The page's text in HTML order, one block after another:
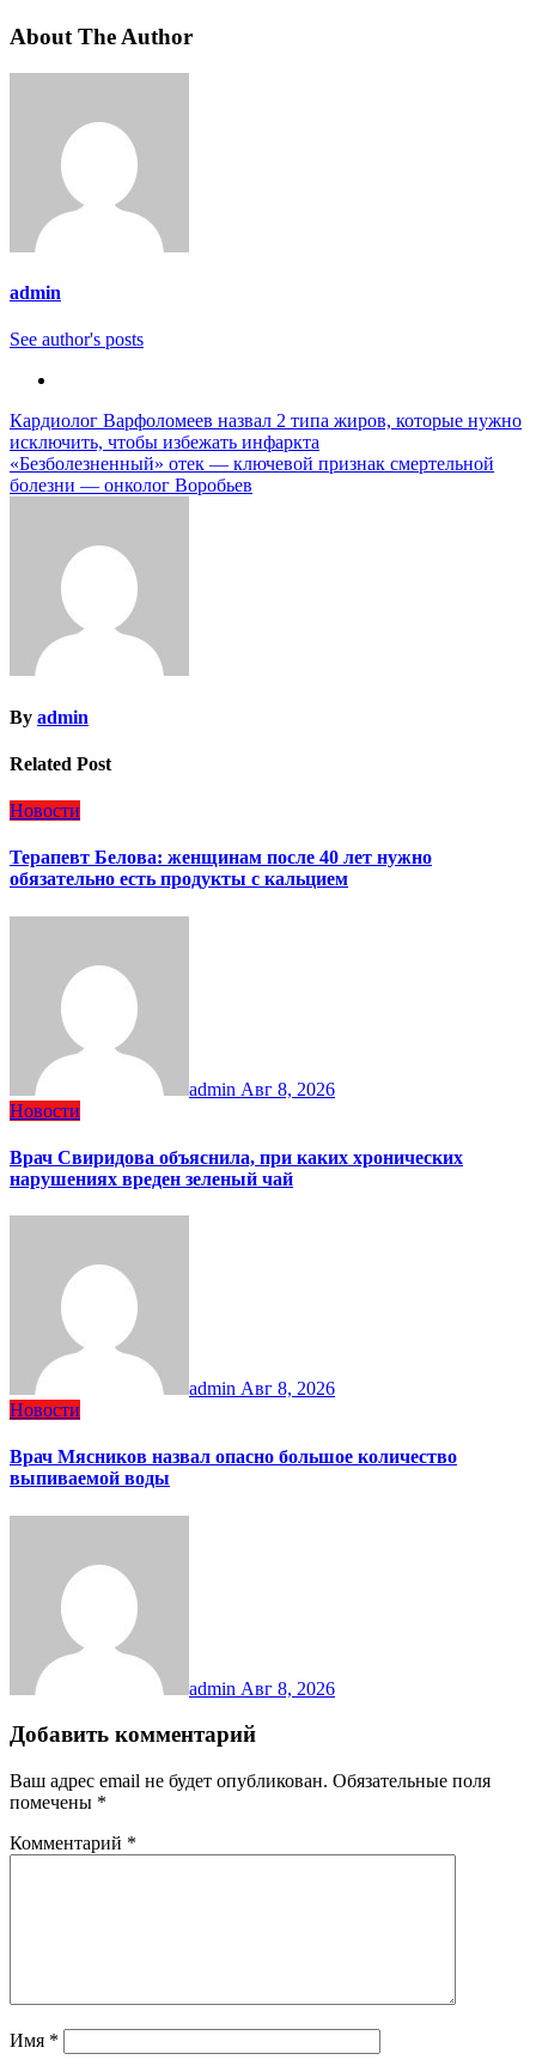
About The Author
admin
See author's posts
Навигация
по
записям
Кардиолог Варфоломеев назвал 2 типа жиров, которые нужно
исключить, чтобы избежать инфаркта
«Безболезненный» отек — ключевой признак смертельной
болезни — онколог Воробьев
By admin
Related Post
Новости
Терапевт Белова: женщинам после 40 лет нужно
обязательно есть продукты с кальцием
admin Авг 8, 2026
Новости
Врач Свиридова объяснила, при каких хронических
нарушениях вреден зеленый чай
admin Авг 8, 2026
Новости
Врач Мясников назвал опасно большое количество
выпиваемой воды
admin Авг 8, 2026
Добавить комментарий
Ваш адрес email не будет опубликован. Обязательные поля
помечены *
Комментарий *
Имя *